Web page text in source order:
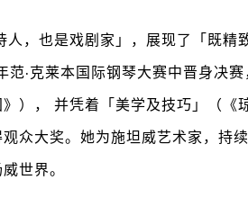
，也是戏剧家」，展现了「既精
·克莱本国际钢琴大赛中晋身决
）， 并凭着「美学及技巧」（《
众大奖。她为施坦威艺术家，持
世界。